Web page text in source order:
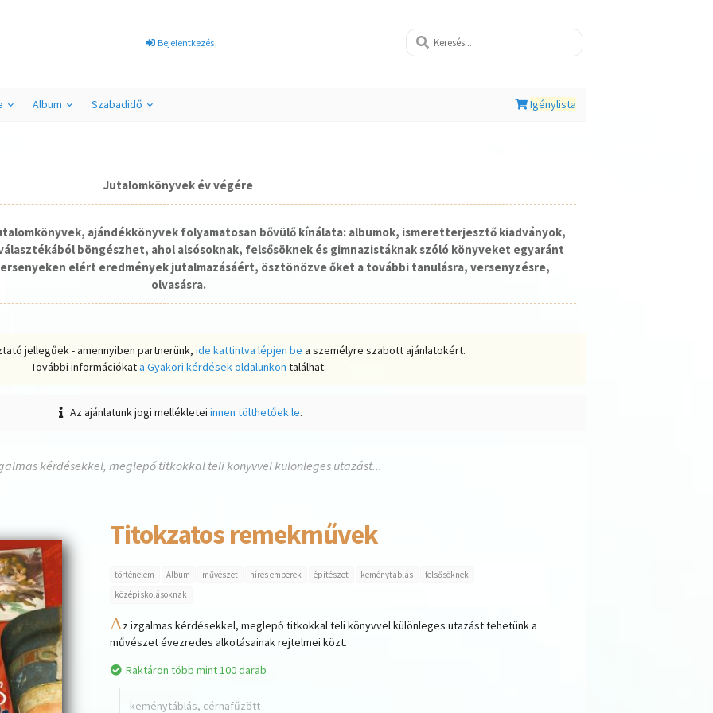
Bejelentkezés
Album Szabadidő Igénylista
Jutalomkönyvek év végére
ajándékkönyvek folyamatosan bővülő kínálata: albumok, ismeretterjesztő kiadványok,
böngészhet, ahol alsósoknak, felsősöknek és gimnazistáknak szóló könyveket egyaránt
elért eredmények jutalmazásáért, ösztönözve őket a további tanulásra, versenyzésre,
olvasásra.
jellegűek - amennyiben partnerünk,ide kattintva lépjen be a személyre szabott ajánlatokért.
További információkata Gyakori kérdések oldalunkon találhat.
Az ajánlatunk jogi mellékleteiinnen tölthetőek le.
kérdésekkel, meglepő titkokkal teli könyvvel különleges utazást...
Titokzatos remekművek
történelem Album művészet híres emberek építészet keménytáblás
felsősöknek
középiskolásoknak
Az izgalmas kérdésekkel, meglepő titkokkal teli könyvvel különleges utazást tehetünk a
művészet évezredes alkotásainak rejtelmei közt.
Raktáron több mint 100 darab
keménytáblás, cérnafűzött